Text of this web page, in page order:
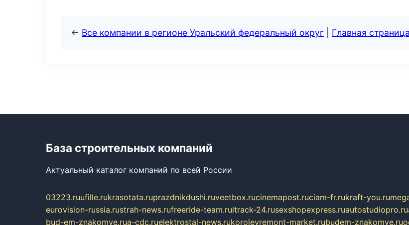
← Все компании в регионе Уральский федеральный округ Главная страница
База строительных компаний
Актуальный каталог компаний по всей России
03223.ruufille.rukrasotata.ruprazdnikdushi.ruveetbox.rucinemapost.ruciam-fr.rukraft-you.ru
eurovision-russia.rustrah-news.rufreeride-team.ruitrack-24.rusexshopexpress.ruautostudiopro.ru
bud-em-znakomye.rua-cdc.ruelektrostal-news.rukorolevremont-market.rubudem-znakomye.ru